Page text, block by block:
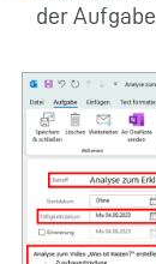
der Aufgabe.